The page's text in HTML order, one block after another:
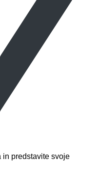
in predstavite svoje